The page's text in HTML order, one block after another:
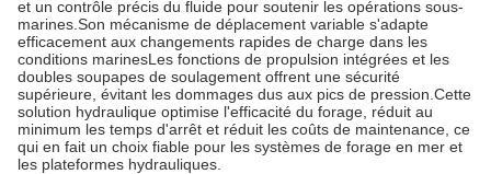
et un contrôle précis du fluide pour soutenir les opérations sous-
marines.Son mécanisme de déplacement variable s'adapte
efficacement aux changements rapides de charge dans les
conditions marinesLes fonctions de propulsion intégrées et les
doubles soupapes de soulagement offrent une sécurité
supérieure, évitant les dommages dus aux pics de pression.Cette
solution hydraulique optimise l'efficacité du forage, réduit au
minimum les temps d'arrêt et réduit les coûts de maintenance, ce
qui en fait un choix fiable pour les systèmes de forage en mer et
les plateformes hydrauliques.